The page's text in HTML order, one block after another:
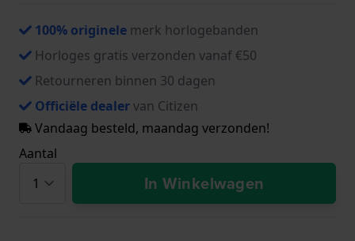
100% originele merk horlogebanden
Horloges gratis verzonden vanaf €50
Retourneren binnen 30 dagen
Officiële dealervan Citizen
Vandaag besteld, maandag verzonden!
Aantal
In Winkelwagen